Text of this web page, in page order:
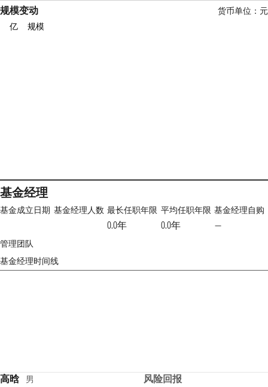
规模变动
货币单位：元
亿
规模
基金经理
基金成立日期 基金经理人数 最长任职年限
0.0年
平均任职年限
0.0年
基金经理自购
—
管理团队
基金经理时间线
高晗 男 风险回报